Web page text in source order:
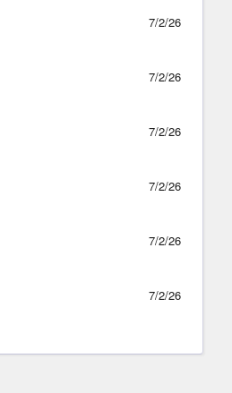
7/2/26
7/2/26
7/2/26
7/2/26
7/2/26
7/2/26